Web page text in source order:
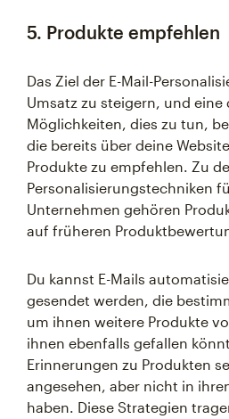
5. Produkte empfehlen
Das Ziel der E-Mail-
Umsatz zu steigern, und eine
Möglichkeiten, dies zu tun,
die bereits über deine
Produkte zu empfehlen. Zu
Personalisierungstechniken
Unternehmen gehören
auf früheren
Du kannst E-Mails
gesendet werden, die
um ihnen weitere Produkte
ihnen ebenfalls gefallen
Erinnerungen zu Produkten
angesehen, aber nicht in
haben. Diese Strategien